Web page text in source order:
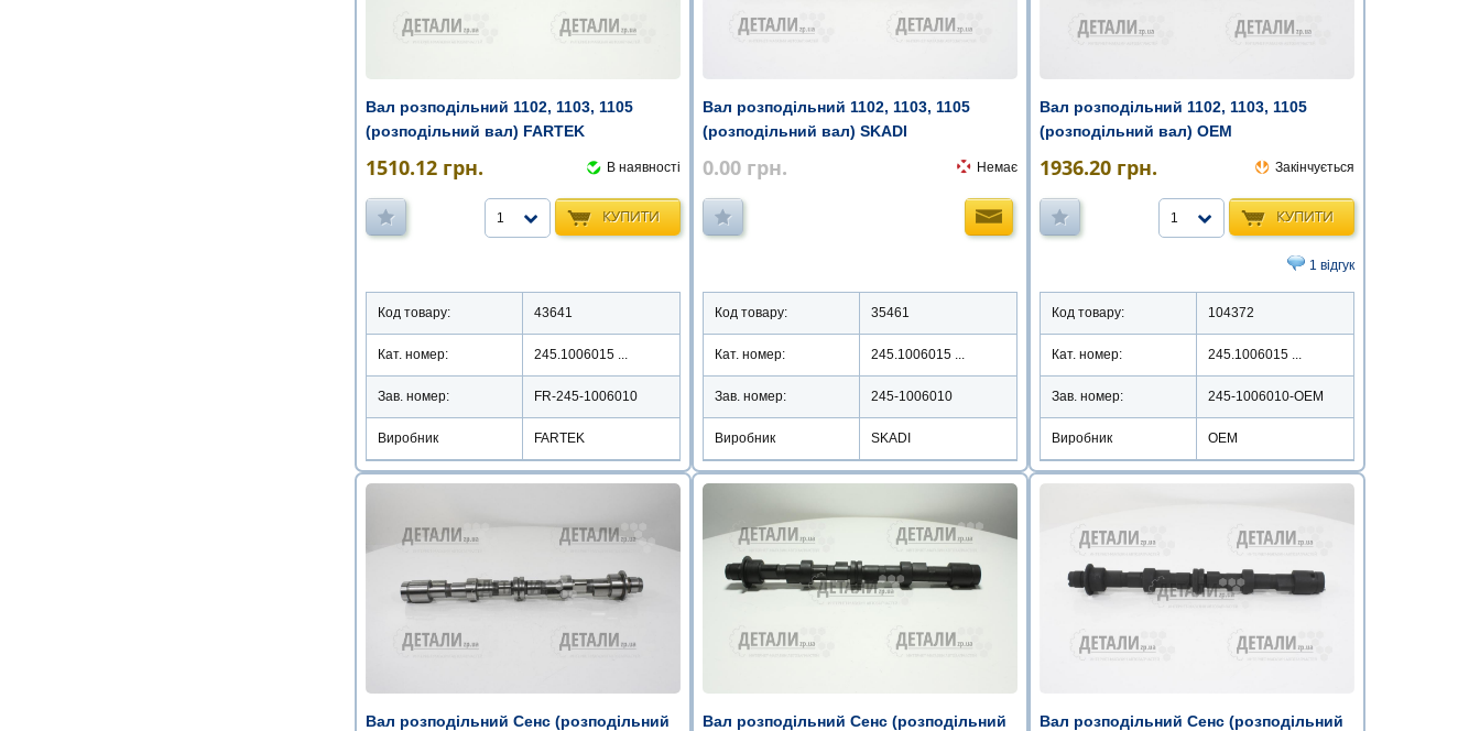
Вал розподільний 1102, 1103, 1105
(розподільний вал) FARTEK
1510.12 грн. В наявності
КУПИТИ
1
Код товару: 43641
Кат. номер: 245.1006015 ...
Зав. номер: FR-245-1006010
Виробник FARTEK
Вал розподільний 1102, 1103, 1105
(розподільний вал) SKADI
0.00 грн. Немає
Код товару: 35461
Кат. номер: 245.1006015 ...
Зав. номер: 245-1006010
Виробник SKADI
Вал розподільний 1102, 1103, 1105
(розподільний вал) ОЕМ
1936.20 грн. Закінчується
КУПИТИ
1
1 відгук
Код товару: 104372
Кат. номер: 245.1006015 ...
Зав. номер: 245-1006010-OEM
Виробник ОЕМ
Вал розподільний Сенс (розподільний
Вал розподільний Сенс (розподільний
Вал розподільний Сенс (розподільний